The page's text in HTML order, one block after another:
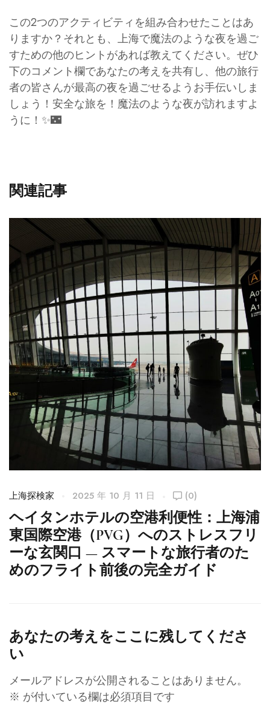
この2つのアクティビティを組み合わせたことはあ
りますか？それとも、上海で魔法のような夜を過ご
すための他のヒントがあれば教えてください。ぜひ
下のコメント欄であなたの考えを共有し、他の旅行
者の皆さんが最高の夜を過ごせるようお手伝いしま
しょう！安全な旅を！魔法のような夜が訪れますよ
うに！✨🌃
関連記事
上海探検家 2025 年 10 月 11 日 (0)
ヘイタンホテルの空港利便性：上海浦
東国際空港（PVG）へのストレスフリ
ーな玄関口 — スマートな旅行者のた
めのフライト前後の完全ガイド
あなたの考えをここに残してくださ
い
メールアドレスが公開されることはありません。
※ が付いている欄は必須項目です